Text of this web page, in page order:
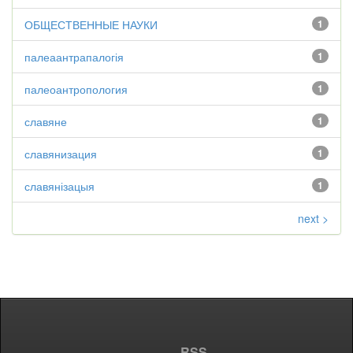
1
ОБЩЕСТВЕННЫЕ НАУКИ
1
палеаантрапалогія
1
палеоантропология
1
славяне
1
славянизация
1
славянізацыя
next >